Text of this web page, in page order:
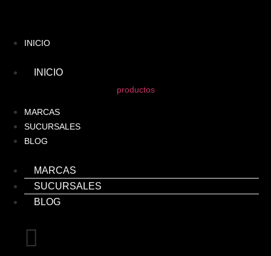
INICIO
INICIO
productos
MARCAS
SUCURSALES
BLOG
MARCAS
SUCURSALES
BLOG